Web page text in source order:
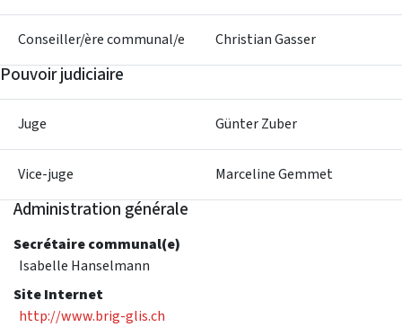
Conseiller/ère communal/e Christian Gasser
Pouvoir judiciaire
Juge Günter Zuber
Vice-juge Marceline Gemmet
Administration générale
Secrétaire communal(e)
Isabelle Hanselmann
Site Internet
http://www.brig-glis.ch